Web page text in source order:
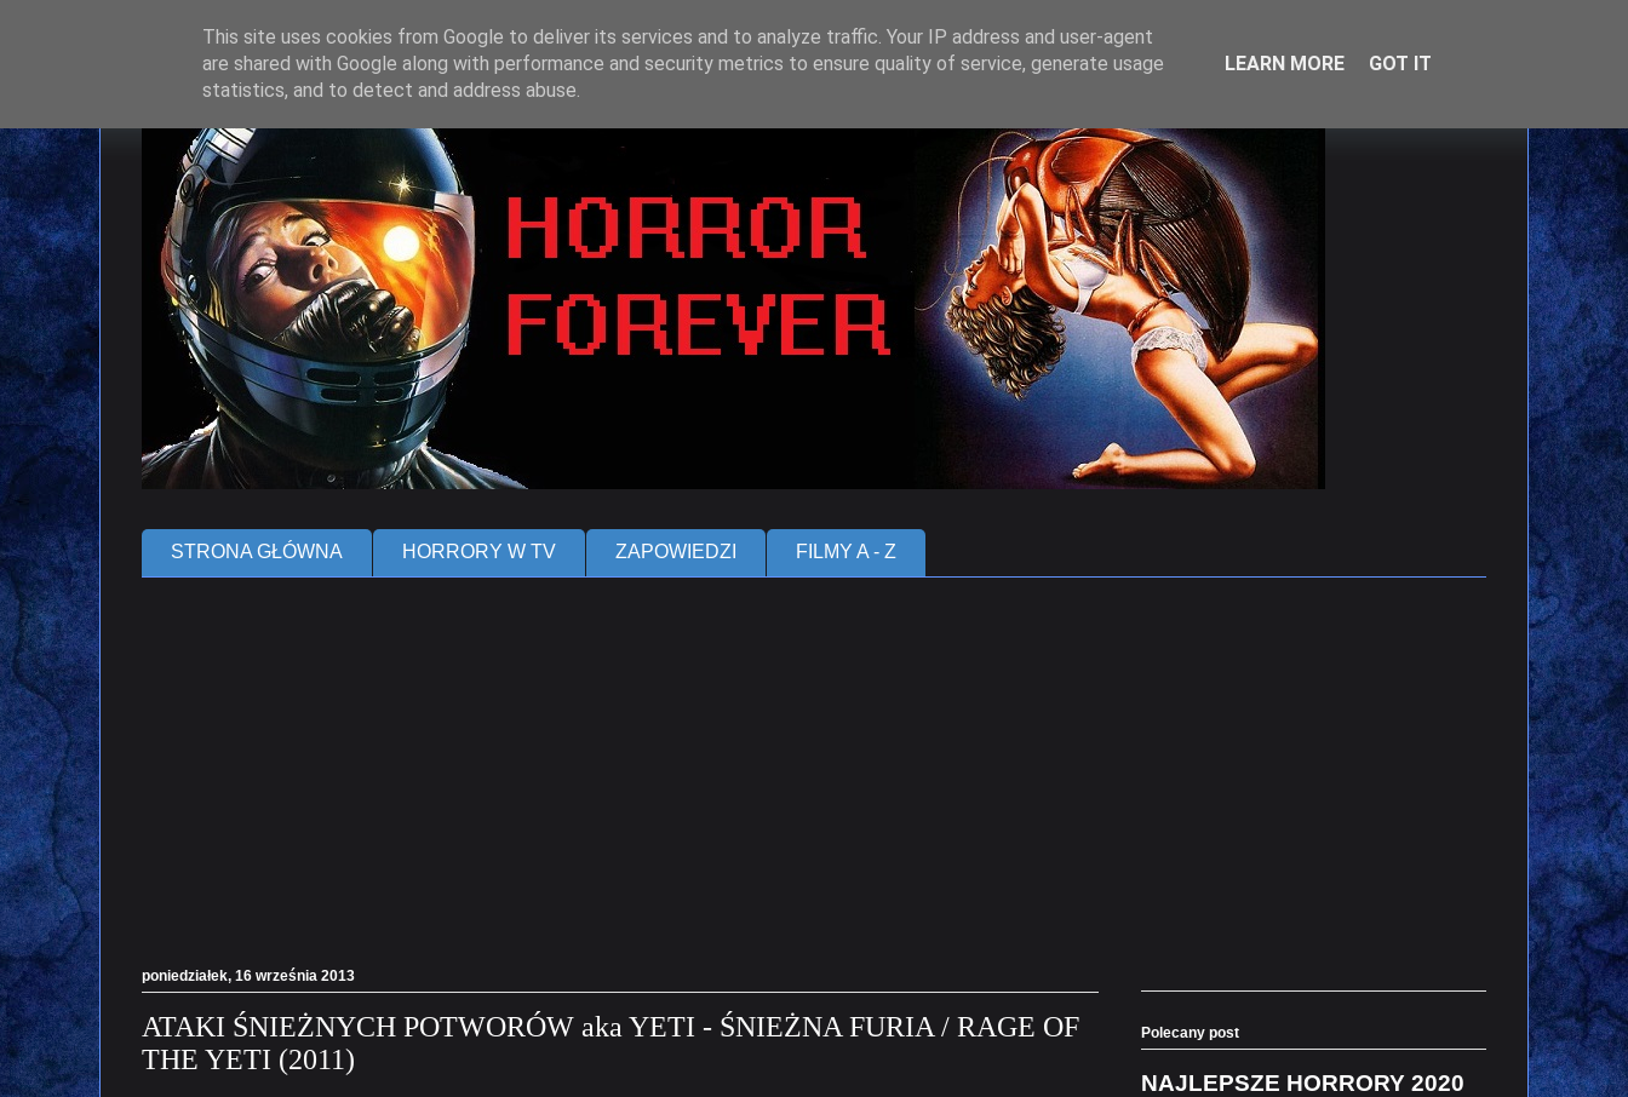
STRONA GŁÓWNA HORRORY W TV ZAPOWIEDZI FILMY A - Z
poniedziałek, 16 września 2013
ATAKI ŚNIEŻNYCH POTWORÓW aka YETI - ŚNIEŻNA FURIA / RAGE OF
THE YETI (2011)
Polecany post
NAJLEPSZE HORRORY 2020
This site uses cookies from Google to deliver its services and to analyze traffic. Your IP address and user-agent
are shared with Google along with performance and security metrics to ensure quality of service, generate usage
statistics, and to detect and address abuse.
LEARN MORE GOT IT